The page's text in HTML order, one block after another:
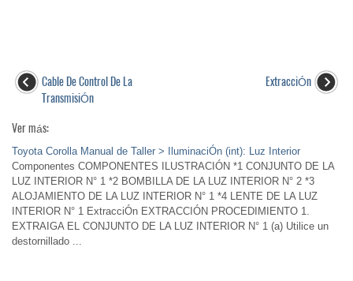
Cable De Control De La
TransmisiÓn
ExtracciÓn
Ver más:
Toyota Corolla Manual de Taller > IluminaciÓn (int): Luz Interior
Componentes COMPONENTES ILUSTRACIÓN *1 CONJUNTO DE LA
LUZ INTERIOR N° 1 *2 BOMBILLA DE LA LUZ INTERIOR N° 2 *3
ALOJAMIENTO DE LA LUZ INTERIOR N° 1 *4 LENTE DE LA LUZ
INTERIOR N° 1 ExtracciÓn EXTRACCIÓN PROCEDIMIENTO 1.
EXTRAIGA EL CONJUNTO DE LA LUZ INTERIOR N° 1 (a) Utilice un
destornillado ...